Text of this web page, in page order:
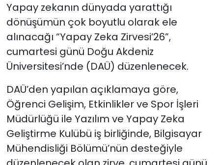
Yapay zekanın dünyada yarattığı
dönüşümün çok boyutlu olarak ele
alınacağı “Yapay Zeka Zirvesi’26”,
cumartesi günü Doğu Akdeniz
Üniversitesi’nde (DAÜ) düzenlenecek.
DAÜ’den yapılan açıklamaya göre,
Öğrenci Gelişim, Etkinlikler ve Spor İşleri
Müdürlüğü ile Yazılım ve Yapay Zeka
Geliştirme Kulübü iş birliğinde, Bilgisayar
Mühendisliği Bölümü’nün desteğiyle
SAĞLIK
Spor
TÜRKiYE
Video Galeri
YAŞAM